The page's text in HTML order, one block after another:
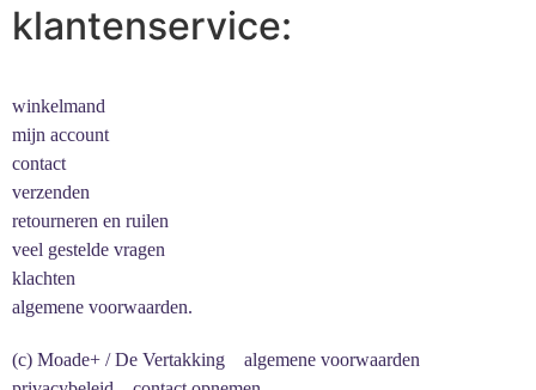
klantenservice:
winkelmand
mijn account
contact
verzenden
retourneren en ruilen
veel gestelde vragen
klachten
algemene voorwaarden.
(c) Moade+ / De Vertakking
algemene voorwaarden